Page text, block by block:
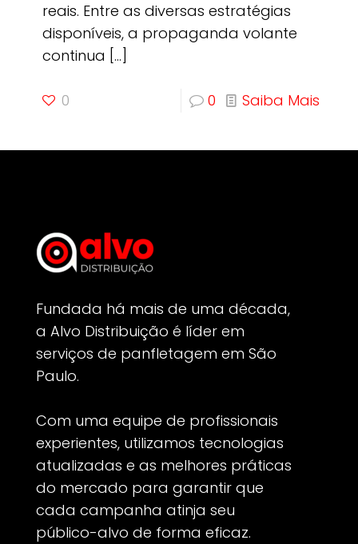
reais. Entre as diversas estratégias
disponíveis, a propaganda volante
continua […]
0 0 Saiba Mais
Fundada há mais de uma década,
a Alvo Distribuição é líder em
serviços de panfletagem em São
Paulo.
Com uma equipe de profissionais
experientes, utilizamos tecnologias
atualizadas e as melhores práticas
do mercado para garantir que
cada campanha atinja seu
público-alvo de forma eficaz.